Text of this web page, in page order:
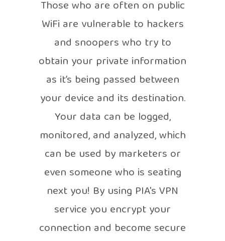
Those who are often on public
WiFi are vulnerable to hackers
and snoopers who try to
obtain your private information
as it’s being passed between
your device and its destination.
Your data can be logged,
monitored, and analyzed, which
can be used by marketers or
even someone who is seating
next you! By using PIA's VPN
service you encrypt your
connection and become secure